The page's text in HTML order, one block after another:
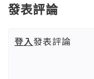
發表評論
登入發表評論